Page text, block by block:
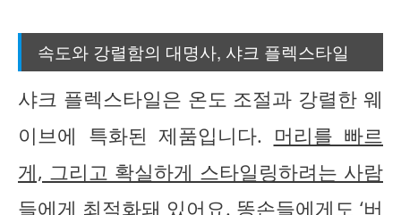
속도와 강렬함의 대명사, 샤크 플렉스타일
샤크 플렉스타일은 온도 조절과 강렬한 웨
이브에 특화된 제품입니다. 머리를 빠르
게, 그리고 확실하게 스타일링하려는 사람
들에게 최적화돼 있어요. 똥손들에게도 ‘버